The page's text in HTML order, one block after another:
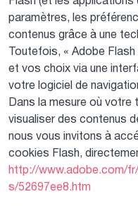
paramètres, les
contenus grâce à une
Toutefois, « Adobe
et vos choix via une
votre logiciel de
Dans la mesure où
visualiser des contenus
nous vous invitons à
cookies Flash,
http://www.adobe.com/
s/52697ee8.htm